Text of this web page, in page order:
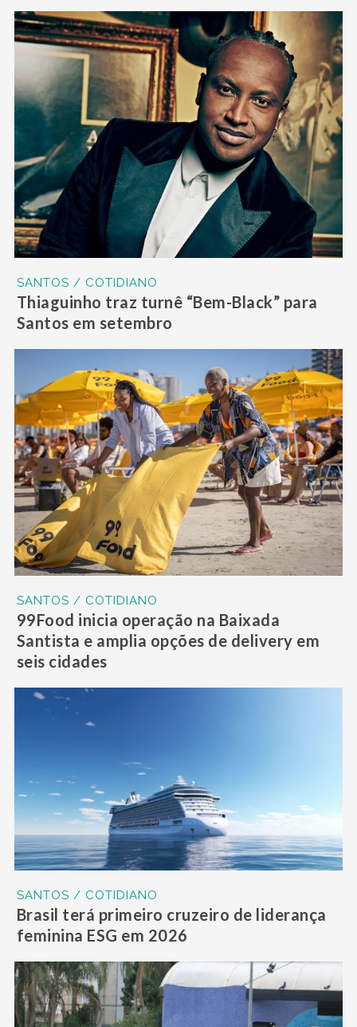
SANTOS / COTIDIANO
Thiaguinho traz turnê “Bem-Black” para
Santos em setembro
SANTOS / COTIDIANO
99Food inicia operação na Baixada
Santista e amplia opções de delivery em
seis cidades
SANTOS / COTIDIANO
Brasil terá primeiro cruzeiro de liderança
feminina ESG em 2026